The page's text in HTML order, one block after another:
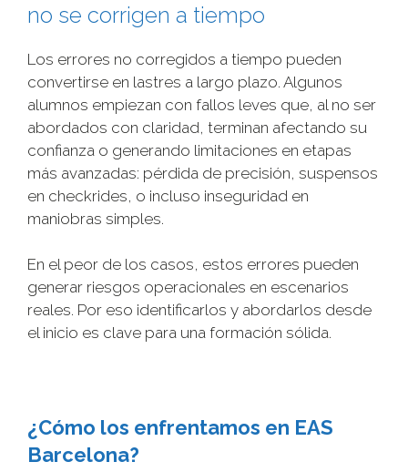
no se corrigen a tiempo
Los errores no corregidos a tiempo pueden
convertirse en lastres a largo plazo. Algunos
alumnos empiezan con fallos leves que, al no ser
abordados con claridad, terminan afectando su
confianza o generando limitaciones en etapas
más avanzadas: pérdida de precisión, suspensos
en checkrides, o incluso inseguridad en
maniobras simples.
En el peor de los casos, estos errores pueden
generar riesgos operacionales en escenarios
reales. Por eso identificarlos y abordarlos desde
el inicio es clave para una formación sólida.
¿Cómo los enfrentamos en EAS
Barcelona?